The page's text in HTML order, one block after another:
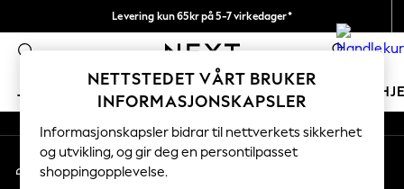
Levering kun 65kr på 5-7 virkedager*
Vi betaler alle tollavgifter 0
JENTER GUTTER BABY KVINNER
GIRLS
New In
50 - 92cm (0 - 24 months)
An error occurred on client
Våre sosiale nettverk
Min konto
Logg inn på kontoen din
NETTSTEDET VÅRT BRUKER
INFORMASJONSKAPSLER
Informasjonskapsler bidrar til nettverkets sikkerhet
og utvikling, og gir deg en persontilpasset
shoppingopplevelse.